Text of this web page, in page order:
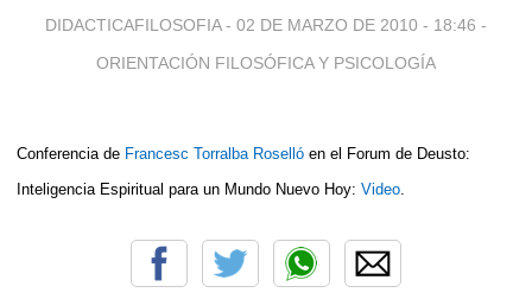
DIDACTICAFILOSOFIA - 02 DE MARZO DE 2010 - 18:46 -
ORIENTACIÓN FILOSÓFICA Y PSICOLOGÍA
Conferencia de Francesc Torralba Roselló en el Forum de Deusto:
Inteligencia Espiritual para un Mundo Nuevo Hoy: Video